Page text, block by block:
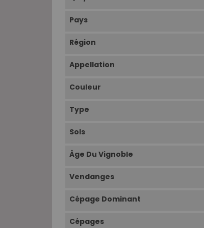
Pays
Région
Appellation
Couleur
Type
Sols
Âge Du Vignoble
Vendanges
Cépage Dominant
Cépages